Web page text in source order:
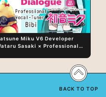
Miku V6 Developer
Sasaki × Professional
Expression Lies in “Love
the singing characters” and
BACK TO TOP